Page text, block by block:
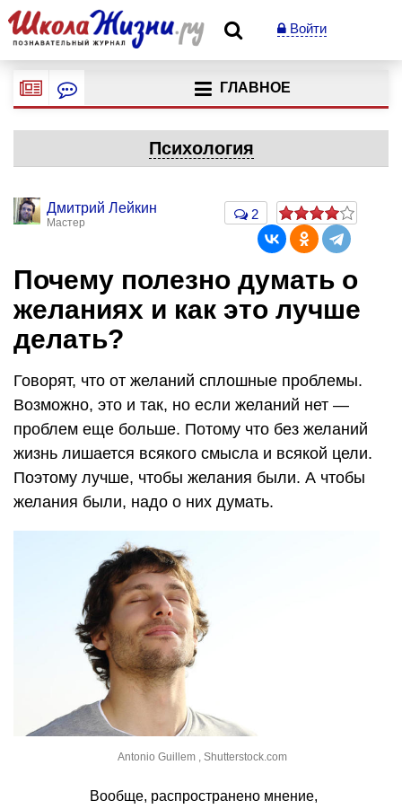
Войти
ГЛАВНОЕ
Психология
Дмитрий Лейкин
Мастер
2
Почему полезно думать о
желаниях и как это лучше
делать?
Говорят, что от желаний сплошные проблемы.
Возможно, это и так, но если желаний нет —
проблем еще больше. Потому что без желаний
жизнь лишается всякого смысла и всякой цели.
Поэтому лучше, чтобы желания были. А чтобы
желания были, надо о них думать.
Antonio Guillem , Shutterstock.com
Вообще, распространено мнение,